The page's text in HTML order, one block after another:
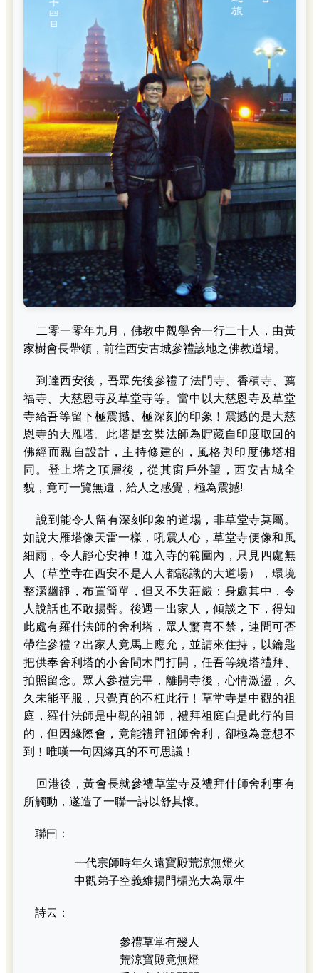
二零一零年九月，佛教中觀學舍一行二十人，由黃
家樹會長帶領，前往西安古城參禮該地之佛教道場。
到達西安後，吾眾先後參禮了法門寺、香積寺、薦
福寺、大慈恩寺及草堂寺等。當中以大慈恩寺及草堂
寺給吾等留下極震撼、極深刻的印象﹗震撼的是大慈
恩寺的大雁塔。此塔是玄奘法師為貯藏自印度取回的
佛經而親自設計，主持修建的，風格與印度佛塔相
同。登上塔之頂層後，從其窗戶外望，西安古城全
貌，竟可一覽無遺，給人之感覺，極為震撼!
說到能令人留有深刻印象的道場，非草堂寺莫屬。
如說大雁塔像天雷一樣，吼震人心，草堂寺便像和風
細雨，令人靜心安神！進入寺的範圍內，只見四處無
人（草堂寺在西安不是人人都認識的大道場），環境
整潔幽靜，布置簡單，但又不失莊嚴；身處其中，令
人說話也不敢揚聲。後遇一出家人，傾談之下，得知
此處有羅什法師的舍利塔，眾人驚喜不禁，連問可否
帶往參禮？出家人竟馬上應允，並請來住持，以鑰匙
把供奉舍利塔的小舍間木門打開，任吾等繞塔禮拜、
拍照留念。眾人參禮完畢，離開寺後，心情激盪，久
久未能平服，只覺真的不枉此行﹗草堂寺是中觀的祖
庭，羅什法師是中觀的祖師，禮拜祖庭自是此行的目
的，但因緣際會，竟能禮拜祖師舍利，卻極為意想不
到﹗唯嘆一句因緣真的不可思議﹗
回港後，黃會長就參禮草堂寺及禮拜什師舍利事有
所觸動，遂造了一聯一詩以舒其懷。
聯曰：
一代宗師時年久遠寶殿荒涼無燈火
中觀弟子空義維揚門楣光大為眾生
詩云：
參禮草堂有幾人
荒涼寶殿竟無燈